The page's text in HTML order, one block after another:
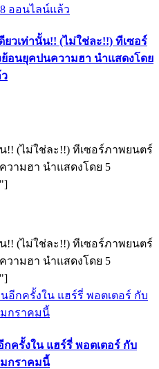
ยวเท่านั้น!! (ไม่ใช่ละ!!) ทีเซอร์
ย้อนยุคปนความฮา นำแสดงโดย
!! (ไม่ใช่ละ!!) ทีเซอร์ภาพยนตร์
วามฮา นำแสดงโดย 5
!! (ไม่ใช่ละ!!) ทีเซอร์ภาพยนตร์
วามฮา นำแสดงโดย 5
ครั้งใน แฮร์รี่ พอตเตอร์ กับ
มกราคมนี้